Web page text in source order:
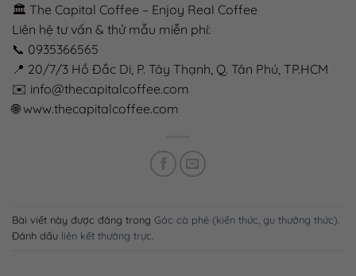
🏛️ The Capital Coffee – Enjoy Real Coffee
Liên hệ tư vấn & thử mẫu miễn phí:
📞 0935366565
📍 20/7/3 Hồ Đắc Di, P. Tây Thạnh, Q. Tân Phú, TP.HCM
✉️ info@thecapitalcoffee.com
🌐 www.thecapitalcoffee.com
Bài viết này được đăng trong Góc cà phê (kiến thức, gu thưởng thức)
Đánh dấu liên kết thường trực